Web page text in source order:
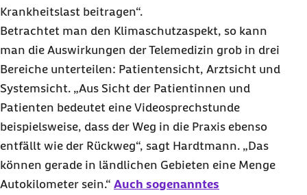
Krankheitslast beitragen“.
Betrachtet man den Klimaschutzaspekt, so kann
man die Auswirkungen der Telemedizin grob in drei
Bereiche unterteilen: Patientensicht, Arztsicht und
Systemsicht. „Aus Sicht der Patientinnen und
Patienten bedeutet eine Videosprechstunde
beispielsweise, dass der Weg in die Praxis ebenso
entfällt wie der Rückweg“, sagt Hardtmann. „Das
können gerade in ländlichen Gebieten eine Menge
Autokilometer sein.“ Auch sogenanntes